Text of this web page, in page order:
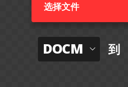
选择文件
DOCM 到